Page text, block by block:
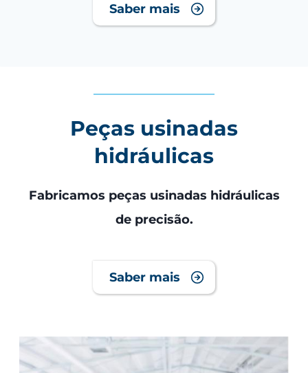
Saber mais
Peças usinadas
hidráulicas
Fabricamos peças usinadas hidráulicas
de precisão.
Saber mais